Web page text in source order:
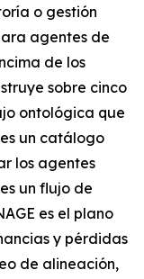
o gestión
agentes de
de los
sobre cinco
ontológica que
un catálogo
los agentes
un flujo de
es el plano
y pérdidas
de alineación,